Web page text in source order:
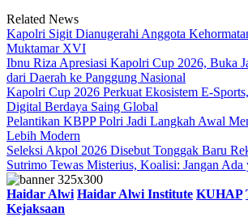
Related News
Kapolri Sigit Dianugerahi Anggota
Muktamar XVI
Ibnu Riza Apresiasi Kapolri Cup 2026, Buka
dari Daerah ke Panggung Nasional
Kapolri Cup 2026 Perkuat Ekosistem E-
Digital Berdaya Saing Global
Pelantikan KBPP Polri Jadi Langkah Awal
Lebih Modern
Seleksi Akpol 2026 Disebut Tonggak Baru
Sutrimo Tewas Misterius, Koalisi: Jangan
Haidar Alwi Haidar Alwi Institute KUHAP
Kejaksaan